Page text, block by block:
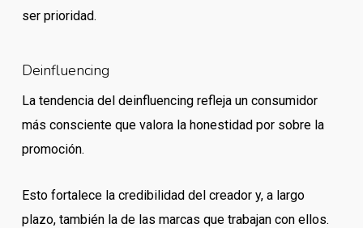
ser prioridad.
Deinfluencing
La tendencia del deinfluencing refleja un consumidor
más consciente que valora la honestidad por sobre la
promoción.
Esto fortalece la credibilidad del creador y, a largo
plazo, también la de las marcas que trabajan con ellos.